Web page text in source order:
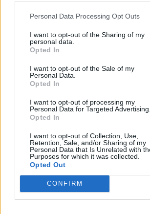
Personal Data Processing Opt Outs
I want to opt-out of the Sharing of my
personal data.
Opted In
I want to opt-out of the Sale of my
Personal Data.
Opted In
I want to opt-out of processing my
Personal Data for Targeted Advertising.
Opted In
I want to opt-out of Collection, Use,
Retention, Sale, and/or Sharing of my
Personal Data that Is Unrelated with
Purposes for which it was collected.
Opted Out
CONFIRM
på Svarta listan finns inom
finns bland annat bilföretaget Tesla
rekommendation.
Ett företag som sätts upp på Råd &
listan ligger kvar där under två års
Hundar blir inte bara överlyckliga
eller husse kommer tillbaka efter en
bortavaro. Återföreningen kan till
publicerad i Current Biology.
I studien mättes mängden tårar
olika situationer med ett så kallat
där en remsa placeras under
första testet fick hundarna umgås
sina ägare.